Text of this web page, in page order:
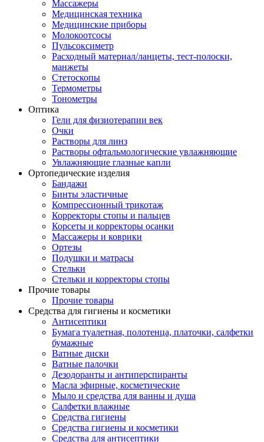
Массажеры
Медицинская техника
Медицинские приборы
Молокоотсосы
Пульсоксиметр
Расходный материал/ланцеты, тест-полоски,
манжеты
Стетоскопы
Термометры
Тонометры
Оптика
Гели для физиотерапии век
Очки
Растворы для линз
Растворы офтальмологические увлажняющие
Увлажняющие глазные капли
Ортопедические изделия
Бандажи
Бинты эластичные
Компрессионный трикотаж
Корректоры стопы и пальцев
Корсеты и корректоры осанки
Массажеры и коврики
Ортезы
Подушки и матрасы
Стельки
Стельки и корректоры стопы
Прочие товары
Прочие товары
Средства для гигиены и косметики
Антисептики
Бумага туалетная, полотенца, платочки, салфетки
бумажные
Ватные диски
Ватные палочки
Дезодоранты и антиперспиранты
Масла эфирные, косметические
Мыло и средства для ванны и душа
Салфетки влажные
Средства гигиены
Средства гигиены и косметики
Средства для антисептики